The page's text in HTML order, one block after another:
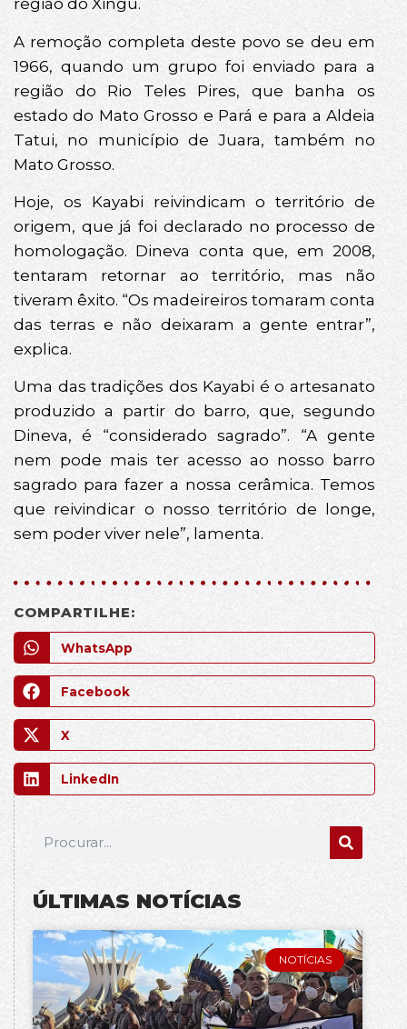
região do Xingu.
A remoção completa deste povo se deu em
1966, quando um grupo foi enviado para a
região do Rio Teles Pires, que banha os
estado do Mato Grosso e Pará e para a Aldeia
Tatui, no município de Juara, também no
Mato Grosso.
Hoje, os Kayabi reivindicam o território de
origem, que já foi declarado no processo de
homologação. Dineva conta que, em 2008,
tentaram retornar ao território, mas não
tiveram êxito. “Os madeireiros tomaram conta
das terras e não deixaram a gente entrar”,
explica.
Uma das tradições dos Kayabi é o artesanato
produzido a partir do barro, que, segundo
Dineva, é “considerado sagrado”. “A gente
nem pode mais ter acesso ao nosso barro
sagrado para fazer a nossa cerâmica. Temos
que reivindicar o nosso território de longe,
sem poder viver nele”, lamenta.
COMPARTILHE:
WhatsApp
Facebook
X
LinkedIn
ÚLTIMAS NOTÍCIAS
NOTÍCIAS